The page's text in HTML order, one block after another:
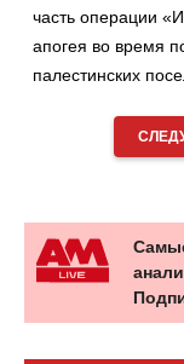
часть операции
апогея во время
палестинских